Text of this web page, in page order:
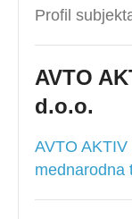
Profil
AVTO
d.o.o.
AVTO
mednarodna